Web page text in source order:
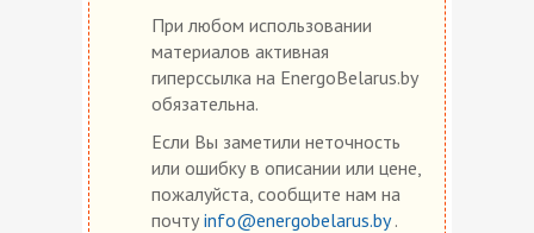
При любом использовании
материалов активная
гиперссылка на EnergoBelarus.by
обязательна.
Если Вы заметили неточность
или ошибку в описании или цене,
пожалуйста, сообщите нам на
почту info@energobelarus.by.